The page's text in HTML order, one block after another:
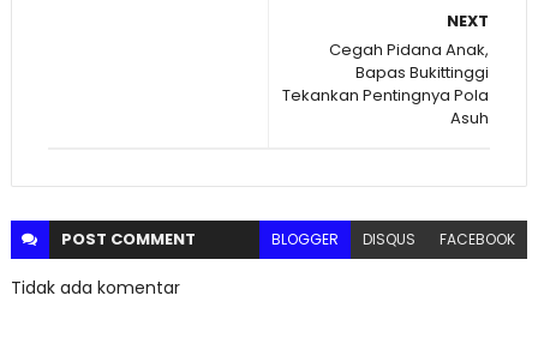
NEXT
Cegah Pidana Anak,
Bapas Bukittinggi
Tekankan Pentingnya Pola
Asuh
POST COMMENT BLOGGER DISQUS FACEBOOK
Tidak ada komentar